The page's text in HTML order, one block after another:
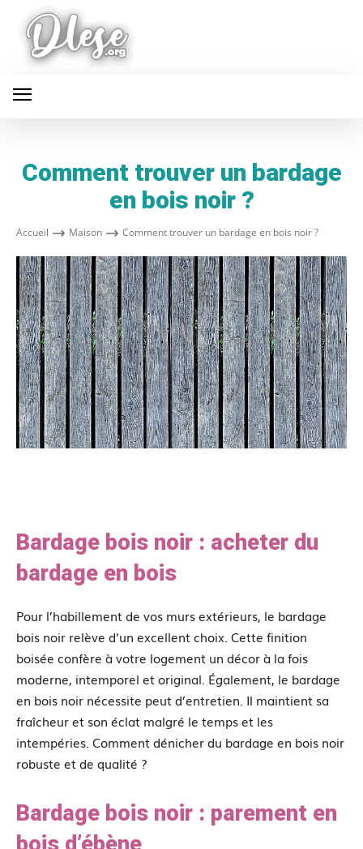
Comment trouver un bardage
en bois noir ?
Accueil Maison Comment trouver un bardage en bois noir ?
Bardage bois noir : acheter du
bardage en bois
Pour l’habillement de vos murs extérieurs, le bardage
bois noir relève d’un excellent choix. Cette finition
boisée confère à votre logement un décor à la fois
moderne, intemporel et original. Également, le bardage
en bois noir nécessite peut d’entretien. Il maintient sa
fraîcheur et son éclat malgré le temps et les
intempéries. Comment dénicher du bardage en bois noir
robuste et de qualité ?
Bardage bois noir : parement en